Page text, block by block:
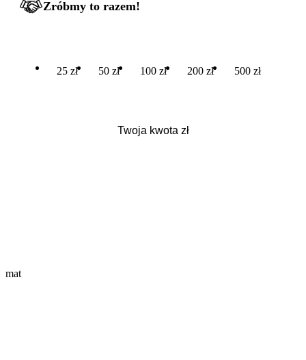
Zróbmy to razem!
25 zł 50 zł 100 zł 200 zł 500 zł
mat